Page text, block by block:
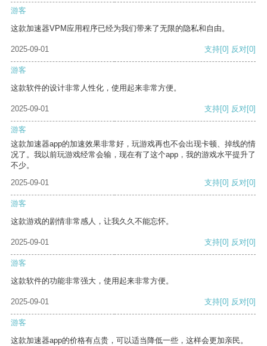
游客
这款加速器VPM应用程序已经为我们带来了无限的隐私和自由。
2025-09-01 支持[0] 反对[0]
游客
这款软件的设计非常人性化，使用起来非常方便。
2025-09-01 支持[0] 反对[0]
游客
这款加速器app的加速效果非常好，玩游戏再也不会出现卡顿、掉线的情
况了。我以前玩游戏经常会输，现在有了这个app，我的游戏水平提升了
不少。
2025-09-01
支持[0] 反对[0]
游客
这款游戏的剧情非常感人，让我久久不能忘怀。
2025-09-01 支持[0] 反对[0]
游客
这款软件的功能非常强大，使用起来非常方便。
2025-09-01 支持[0] 反对[0]
游客
这款加速器app的价格有点贵，可以适当降低一些，这样会更加亲民。